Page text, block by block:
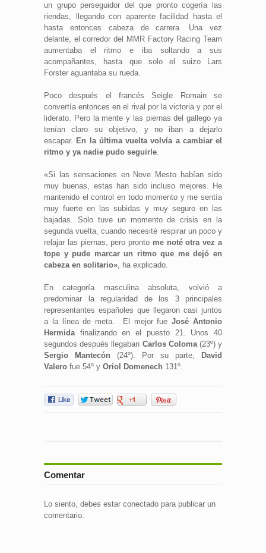
un grupo perseguidor del que pronto cogería las
riendas, llegando con aparente facilidad hasta el
hasta entonces cabeza de carrera. Una vez
delante, el corredor del MMR Factory Racing Team
aumentaba el ritmo e iba soltando a sus
acompañantes, hasta que solo el suizo Lars
Forster aguantaba su rueda.
Poco después el francés Seigle Romain se
convertía entonces en el rival por la victoria y por el
liderato. Pero la mente y las piernas del gallego ya
tenían claro su objetivo, y no iban a dejarlo
escapar. En la última vuelta volvía a cambiar el
ritmo y ya nadie pudo seguirle.
«Si las sensaciones en Nove Mesto habían sido
muy buenas, estas han sido incluso mejores. He
mantenido el control en todo momento y me sentía
muy fuerte en las subidas y muy seguro en las
bajadas. Solo tuve un momento de crisis en la
segunda vuelta, cuando necesité respirar un poco y
relajar las piernas, pero pronto me noté otra vez a
tope y pude marcar un ritmo que me dejó en
cabeza en solitario», ha explicado.
En categoría masculina absoluta, volvió a
predominar la regularidad de los 3 principales
representantes españoles que llegaron casi juntos
a la línea de meta. El mejor fueJosé Antonio
Hermidafinalizando en el puesto 21. Unos 40
segundos después llegaban Carlos Coloma(23º) y
Sergio Mantecón (24º). Por su parte,
David
Valero fue 54º y Oriol Domenech 131º.
Comentar
Lo siento, debes estar conectado para publicar un
comentario.